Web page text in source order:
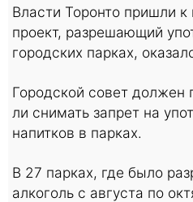
Власти Торонто пришли
проект, разрешающий
городских парках,
Городской совет должен
ли снимать запрет на
напитков в парках.
В 27 парках, где было
алкоголь с августа по